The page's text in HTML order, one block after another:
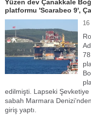
Yüzen dev Çanakkale
platformu 'Scarabeo 9',
edilmişti. Lapseki Şevketiye
sabah Marmara
giriş yaptı.